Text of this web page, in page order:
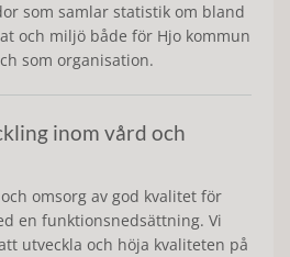
som samlar statistik om bland
och miljö både för Hjo kommun
som organisation.
inom vård och
omsorg av god kvalitet för
en funktionsnedsättning. Vi
utveckla och höja kvaliteten på